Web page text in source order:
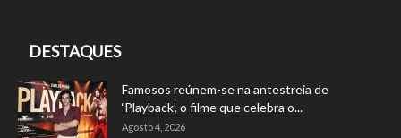
DESTAQUES
Famosos reúnem-se na antestreia de
‘Playback’, o filme que celebra o...
Agosto 4, 2026